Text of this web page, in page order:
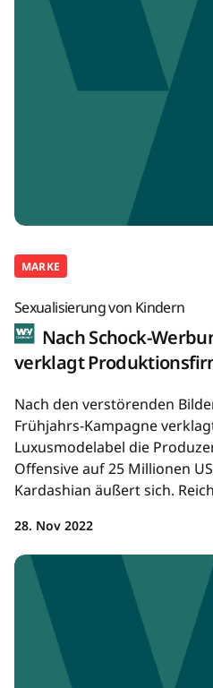
MARKE
Sexualisierung von Kindern
Nach Schock-
verklagt
Nach den verstörenden
Frühjahrs-Kampagne
Luxusmodelabel die
Offensive auf 25 Millionen
Kardashian äußert sich.
28. Nov 2022